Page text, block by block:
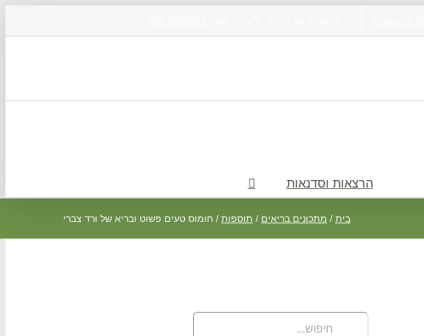
הרצאות וסדנאות
בית / מתכונים בריאים / תוספות / חומוס טעים פשוט ובריא של ורד צברי